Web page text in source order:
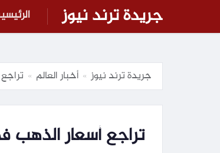
جريدة ترند نيوز
جريدة ترند نيوز » أخبار العالم » تراجع أسعار